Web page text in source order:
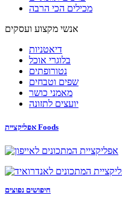
מכילים הכי הרבה
אנשי מקצוע ועסקים
דיאטניות
בלוגרי אוכל
נטורופתים
שפים וטבחים
מאמני כושר
יועצים לתזונה
אפליקציית Foods
חיפושים נפוצים